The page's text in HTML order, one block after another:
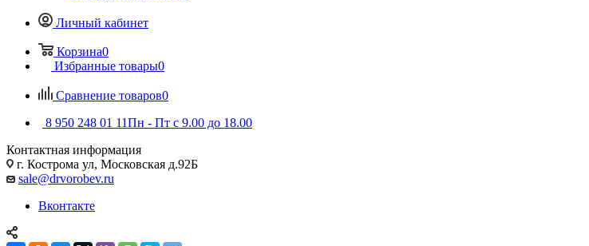
Личный кабинет
Корзина0
Избранные товары0
Сравнение товаров0
8 950 248 01 11Пн - Пт с 9.00 до 18.00
Контактная информация
г. Кострома ул, Московская д.92Б
sale@drvorobev.ru
Вконтакте